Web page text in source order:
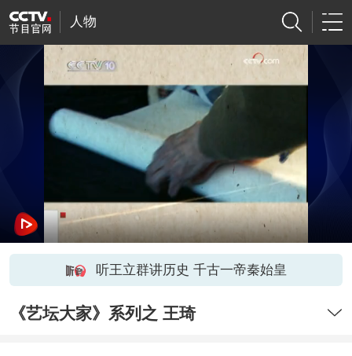
人物
听王立群讲历史 千古一帝秦始皇
《艺坛大家》系列之 王琦